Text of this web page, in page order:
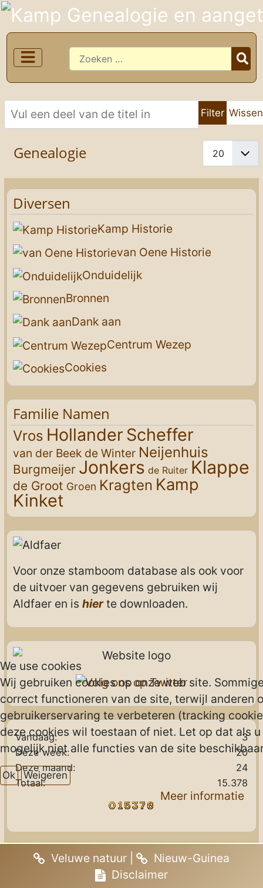
Zoeken
Vul een deel van de titel in Filter Wissen
Toon #
Genealogie
Diversen
Kamp Historie
van Oene Historie
Onduidelijk
Bronnen
Dank aan
Centrum Wezep
Cookies
Familie Namen
Vros Hollander Scheffer
van der Beek de Winter Neijenhuis
Burgmeijer Jonkers de Ruiter Klappe
de Groot Groen Kragten Kamp
Kinket
Voor onze stamboom database als ook voor
de uitvoer van gegevens gebruiken wij
Aldfaer en is hierte downloaden.
Vandaag:
3
Deze week:
20
Deze maand:
24
Totaal:
15.378
Veluwe natuur
Nieuw-Guinea
Disclaimer
We use cookies
Wij gebruiken cookies op onze web site.
correct functioneren van de site, terwijl anderen
gebruikerservaring te verbeteren (tracking
deze cookies wil toestaan of niet. Let op dat als
mogelijk niet alle functies van de site
Ok Weigeren
Meer informatie